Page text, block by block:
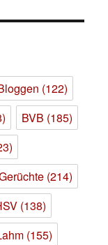
(122)
BVB (185)
(214)
(138)
(155)